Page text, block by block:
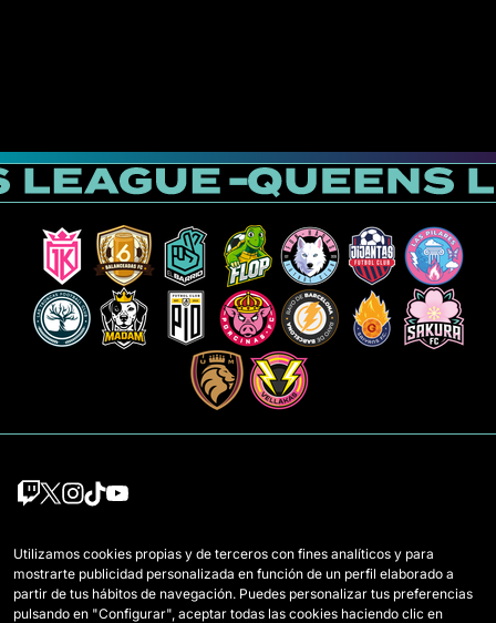
Equipos
Jugadoras Draft
Mercato
Reglamento
Utilizamos cookies propias y de terceros con fines analíticos y para
mostrarte publicidad personalizada en función de un perfil elaborado a
partir de tus hábitos de navegación. Puedes personalizar tus preferencias
pulsando en "Configurar", aceptar todas las cookies haciendo clic en